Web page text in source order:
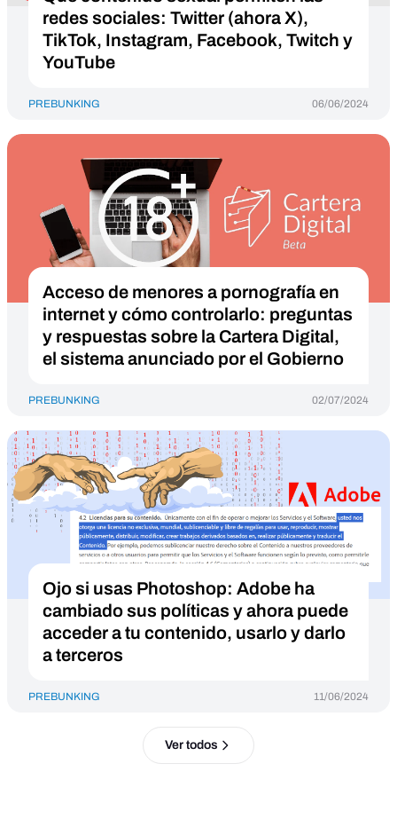
redes sociales: Twitter (ahora X),
TikTok, Instagram, Facebook, Twitch y
YouTube
PREBUNKING 06/06/2024
Acceso de menores a pornografía en
internet y cómo controlarlo: preguntas
y respuestas sobre la Cartera Digital,
el sistema anunciado por el Gobierno
PREBUNKING 02/07/2024
Ojo si usas Photoshop: Adobe ha
cambiado sus políticas y ahora puede
acceder a tu contenido, usarlo y darlo
a terceros
PREBUNKING 11/06/2024
Ver todos